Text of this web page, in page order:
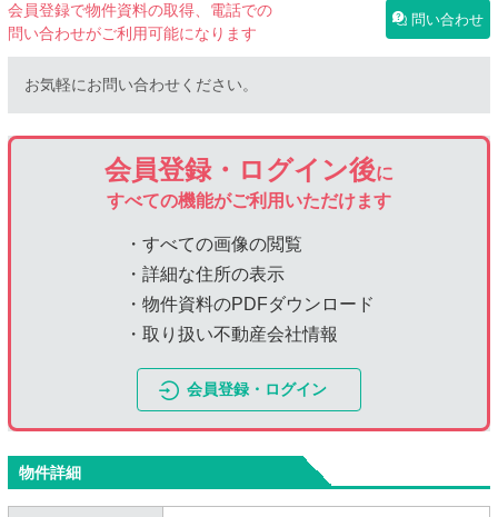
会員登録で物件資料の取得、電話での
問い合わせがご利用可能になります
問い合わせ
お気軽にお問い合わせください。
会員登録・ログイン後に
すべての機能がご利用いただけます
・すべての画像の閲覧
・詳細な住所の表示
・物件資料のPDFダウンロード
・取り扱い不動産会社情報
会員登録・ログイン
物件詳細